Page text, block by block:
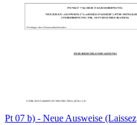
Pt 07 b) - Neue Ausweise (Laissez